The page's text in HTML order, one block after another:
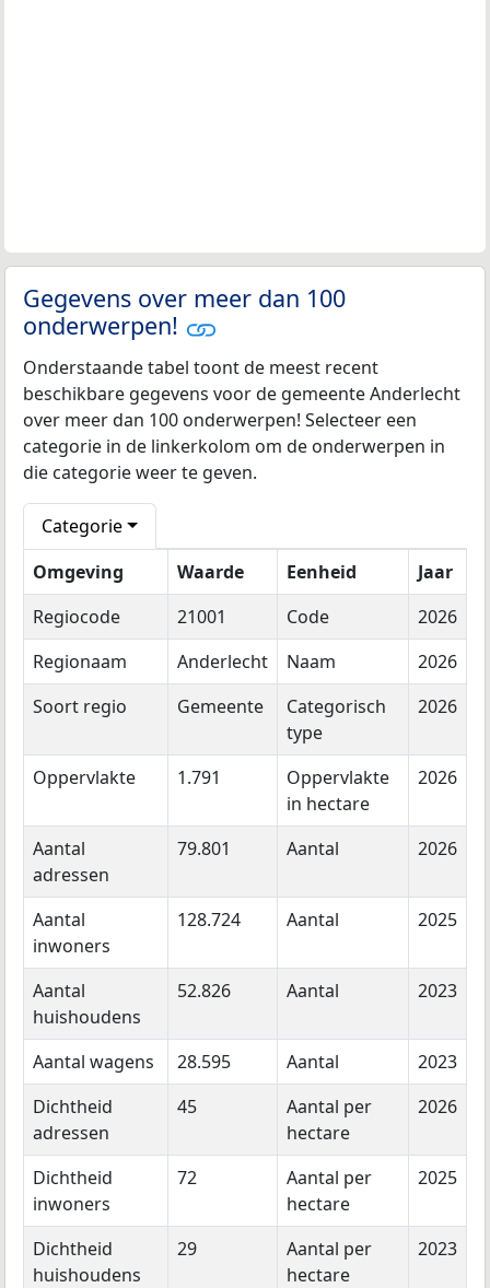
Gegevens over meer dan 100
onderwerpen!
Onderstaande tabel toont de meest recent
beschikbare gegevens voor de gemeente Anderlecht
over meer dan 100 onderwerpen! Selecteer een
categorie in de linkerkolom om de onderwerpen in
die categorie weer te geven.
Categorie
Omgeving
Waarde Eenheid
Jaar
Regiocode
21001 Code
2026
Regionaam
Anderlecht Naam
2026
Soort regio
Gemeente
Categorisch
type
2026
Oppervlakte 1.791
Oppervlakte
in hectare
2026
Aantal
adressen
79.801 Aantal 2026
Aantal
inwoners
128.724 Aantal 2025
Aantal
huishoudens
52.826 Aantal 2023
Aantal wagens 28.595 Aantal
2023
Dichtheid
adressen
45
Aantal per
hectare
2026
Dichtheid
inwoners
72
Aantal per
hectare
2025
Dichtheid
huishoudens
29
Aantal per
hectare
2023